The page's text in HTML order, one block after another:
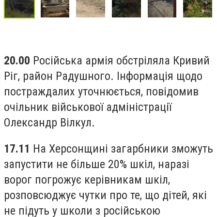
20.00 Російська армія обстріляла Кривий
Ріг, район Радушного. Інформація щодо
постраждалих уточнюється, повідомив
очільник військової адміністрації
Олександр Вілкул.
17.11 На Херсонщині загарбники зможуть
запустити не більше 20% шкіл, наразі
ворог погрожує керівникам шкіл,
розповсюджує чутки про те, що дітей, які
не підуть у школи з російською